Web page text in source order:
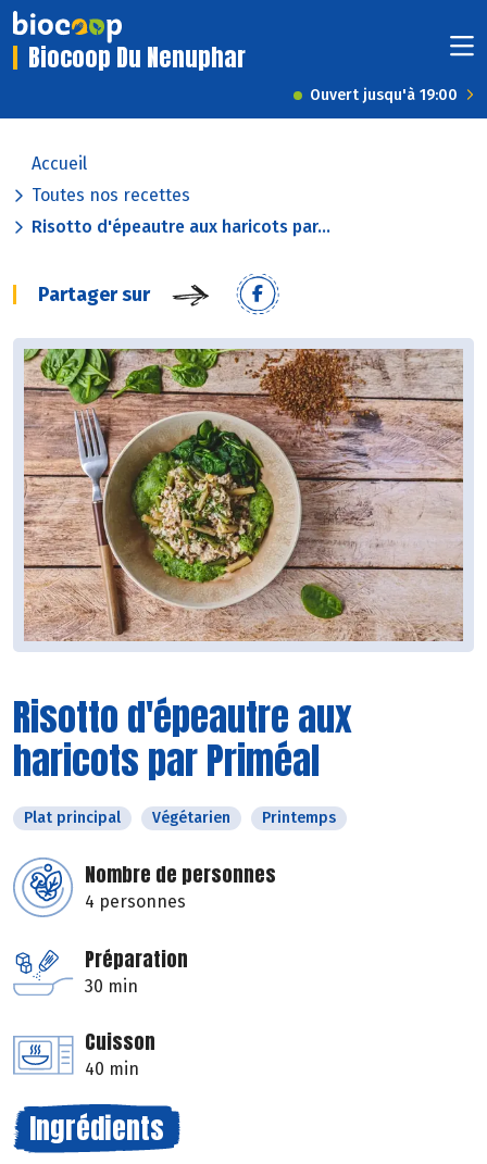
Biocoop Du Nenuphar
Ouvert jusqu'à 19:00
Accueil
Toutes nos recettes
Risotto d'épeautre aux haricots par...
Partager sur
Risotto d'épeautre aux
haricots par Priméal
Plat principal Végétarien Printemps
Nombre de personnes
4 personnes
Préparation
30 min
Cuisson
40 min
Ingrédients